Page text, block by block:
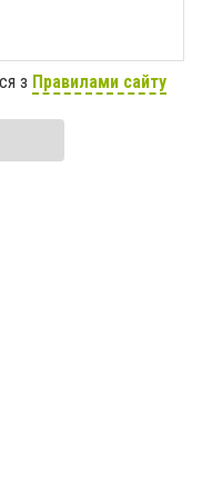
з Правилами сайту